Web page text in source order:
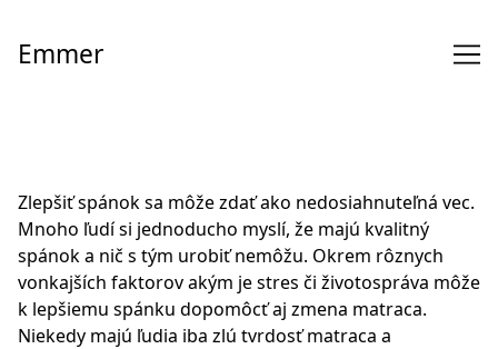
Content
Emmer
Zlepšiť spánok sa môže zdať ako nedosiahnuteľná vec.
Mnoho ľudí si jednoducho myslí, že majú kvalitný
spánok a nič s tým urobiť nemôžu. Okrem rôznych
vonkajších faktorov akým je stres či životospráva môže
k lepšiemu spánku dopomôcť aj zmena matraca.
Niekedy majú ľudia iba zlú tvrdosť matraca a